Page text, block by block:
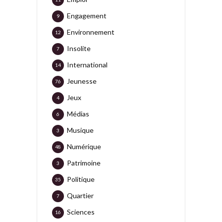
Engagement
9
Environnement
12
Insolite
7
International
14
Jeunesse
76
Jeux
4
Médias
6
Musique
3
Numérique
48
Patrimoine
3
Politique
35
Quartier
7
Sciences
16